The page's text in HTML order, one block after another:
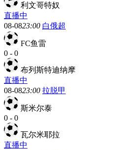
利文哥特奴
直播中
08-0823:00 白俄超
FC鱼雷
0 - 0
布列斯特迪纳摩
直播中
08-0823:00 拉脱甲
斯米尔泰
0 - 0
瓦尔米耶拉
直播中